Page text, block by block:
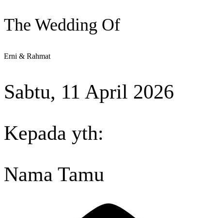
The Wedding Of
Erni & Rahmat
Sabtu, 11 April 2026
Kepada yth:
Nama Tamu